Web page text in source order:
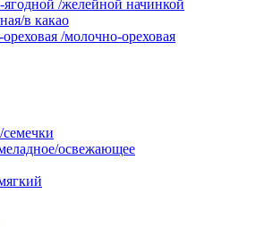
/желейной начинкой
в какао
/молочно-ореховая
освежающее